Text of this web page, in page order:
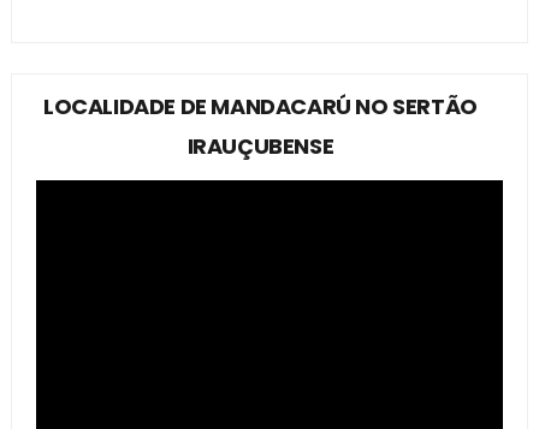
LOCALIDADE DE MANDACARÚ NO SERTÃO
IRAUÇUBENSE